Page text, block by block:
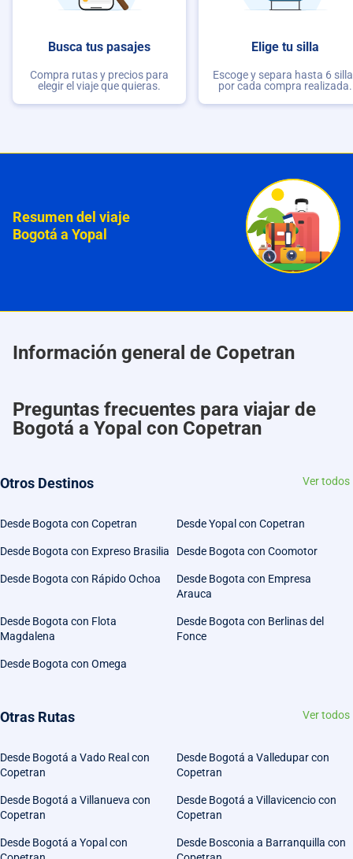
Busca tus pasajes
Compra rutas y precios para
elegir el viaje que quieras.
Elige tu silla
Escoge y separa hasta 6
por cada compra realizada.
Resumen del viaje
Bogotá a Yopal
Información general de Copetran
Preguntas frecuentes para viajar de
Bogotá a Yopal con Copetran
Otros Destinos Ver todos
Desde Bogota con Copetran Desde Yopal con Copetran
Desde Bogota con Expreso Brasilia Desde Bogota con Coomotor
Desde Bogota con Rápido Ochoa
Desde Bogota con Empresa
Arauca
Desde Bogota con Flota
Magdalena
Desde Bogota con Berlinas del
Fonce
Desde Bogota con Omega
Otras Rutas Ver todos
Desde Bogotá a Vado Real con
Copetran
Desde Bogotá a Valledupar con
Copetran
Desde Bogotá a Villanueva con
Copetran
Desde Bogotá a Villavicencio con
Copetran
Desde Bogotá a Yopal con
Desde Bosconia a Barranquilla con